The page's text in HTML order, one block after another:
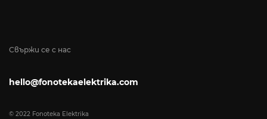
Свържи се с нас
hello@fonotekaelektrika.com
© 2022 Fonoteka Elektrika